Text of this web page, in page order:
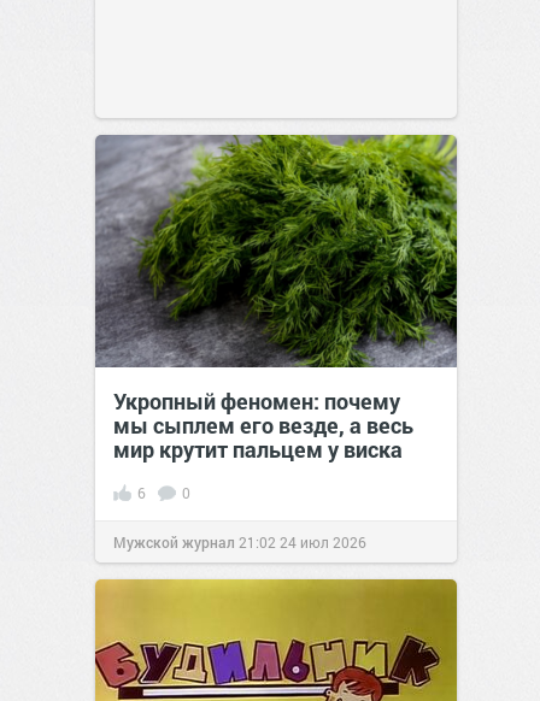
Укропный феномен: почему
мы сыплем его везде, а весь
мир крутит пальцем у виска
6 0
Мужской журнал 21:02 24 июл 2026